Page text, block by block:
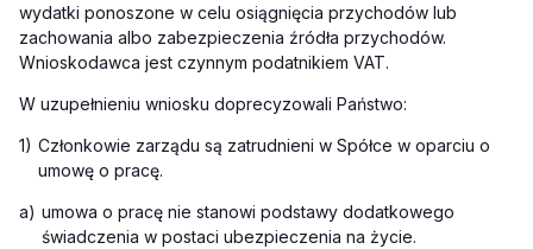
wydatki ponoszone w celu osiągnięcia przychodów lub
zachowania albo zabezpieczenia źródła przychodów.
Wnioskodawca jest czynnym podatnikiem VAT.
W uzupełnieniu wniosku doprecyzowali Państwo:
1) Członkowie zarządu są zatrudnieni w Spółce w oparciu o
umowę o pracę.
a) umowa o pracę nie stanowi podstawy dodatkowego
świadczenia w postaci ubezpieczenia na życie.